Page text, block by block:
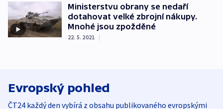
Ministerstvu obrany se nedaří
dotahovat velké zbrojní nákupy.
Mnohé jsou zpožděné
22. 5. 2021 |
Evropský pohled
ČT24 každý den vybírá z obsahu publikovaného evropskými